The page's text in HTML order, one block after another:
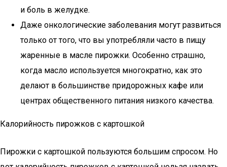
и боль в желудке.
Даже онкологические заболевания могут развиться
только от того, что вы употребляли часто в пищу
жаренные в масле пирожки. Особенно страшно,
когда масло используется многократно, как это
делают в большинстве придорожных кафе или
центрах общественного питания низкого качества.
Калорийность пирожков с картошкой
Пирожки с картошкой пользуются большим спросом. Но